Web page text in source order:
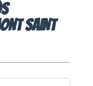
SAINT